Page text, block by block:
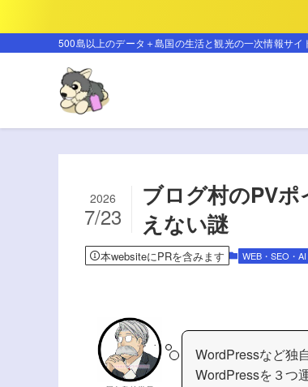
500島以上のデータ＋島国の生活と観光の一次情報サイ
ブログ村のPV
えない謎
2026
7/23
本websiteにPRを含みます WEB・SEO・AI
WordPressなど独
WordPressを３つ